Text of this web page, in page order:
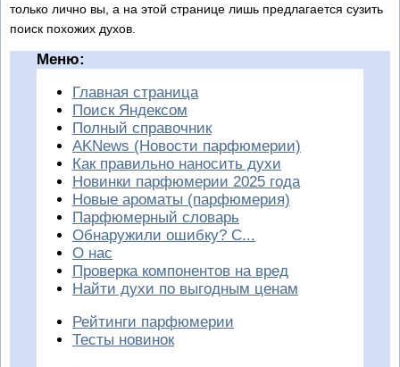
только лично вы, а на этой странице лишь предлагается сузить
поиск похожих духов.
Меню:
Главная страница
Поиск Яндексом
Полный справочник
AKNews (Новости парфюмерии)
Как правильно наносить духи
Новинки парфюмерии 2025 года
Новые ароматы (парфюмерия)
Парфюмерный словарь
Обнаружили ошибку? С...
О нас
Проверка компонентов на вред
Найти духи по выгодным ценам
Рейтинги парфюмерии
Тесты новинок